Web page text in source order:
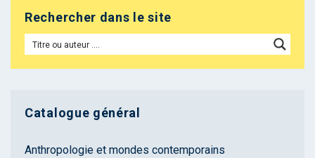
Rechercher dans le site
Catalogue général
Anthropologie et mondes contemporains